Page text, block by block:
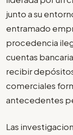
junto a su
entramado
procedencia
cuentas
recibir
comerciales
antecedentes
Las